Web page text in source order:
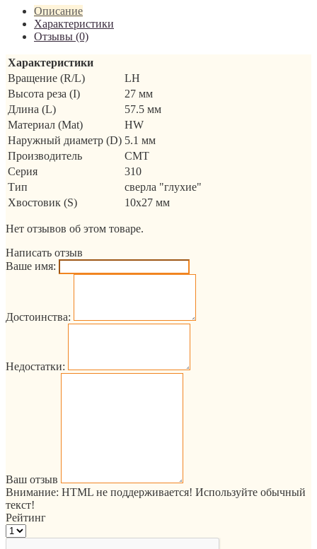
Описание
Характеристики
Отзывы (0)
Характеристики
Вращение (R/L)
LH
Высота реза (I)
27 мм
Длина (L)
57.5 мм
Материал (Mat)
HW
Наружный диаметр (D) 5.1 мм
Производитель
CMT
Серия
310
Тип
сверла "глухие"
Хвостовик (S)
10x27 мм
Нет отзывов об этом товаре.
Написать отзыв
Ваше имя:
Достоинства:
Недостатки:
Ваш отзыв
Внимание: HTML не поддерживается! Используйте обычный
текст!
Рейтинг